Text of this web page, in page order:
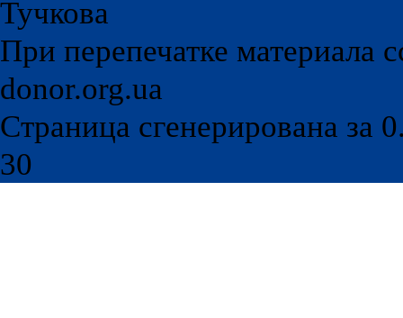
Тучкова
При перепечатке материала
donor.org.ua
Страница сгенерирована за
30